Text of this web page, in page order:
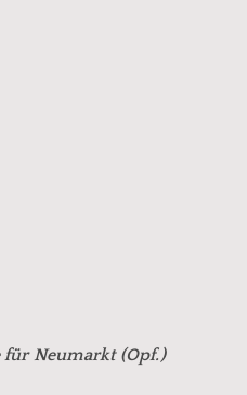
Neumarkt (Opf.)